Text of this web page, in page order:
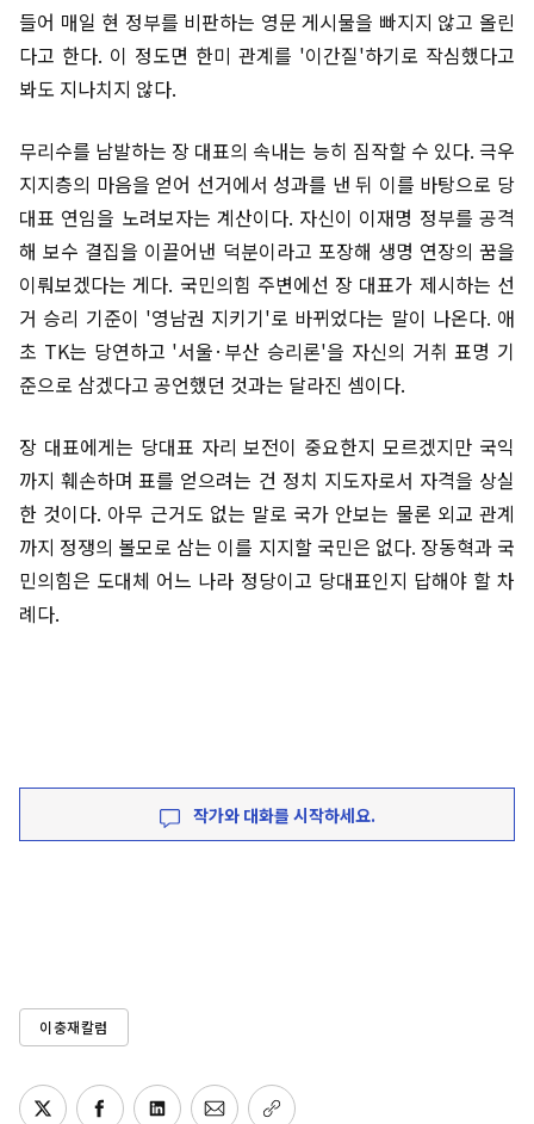
들어 매일 현 정부를 비판하는 영문 게시물을 빠지지 않고 올린
다고 한다. 이 정도면 한미 관계를 '이간질'하기로 작심했다고
봐도 지나치지 않다.
무리수를 남발하는 장 대표의 속내는 능히 짐작할 수 있다. 극우
지지층의 마음을 얻어 선거에서 성과를 낸 뒤 이를 바탕으로 당
대표 연임을 노려보자는 계산이다. 자신이 이재명 정부를 공격
해 보수 결집을 이끌어낸 덕분이라고 포장해 생명 연장의 꿈을
이뤄보겠다는 게다. 국민의힘 주변에선 장 대표가 제시하는 선
거 승리 기준이 '영남권 지키기'로 바뀌었다는 말이 나온다. 애
초 TK는 당연하고 '서울·부산 승리론'을 자신의 거취 표명 기
준으로 삼겠다고 공언했던 것과는 달라진 셈이다.
장 대표에게는 당대표 자리 보전이 중요한지 모르겠지만 국익
까지 훼손하며 표를 얻으려는 건 정치 지도자로서 자격을 상실
한 것이다. 아무 근거도 없는 말로 국가 안보는 물론 외교 관계
까지 정쟁의 볼모로 삼는 이를 지지할 국민은 없다. 장동혁과 국
민의힘은 도대체 어느 나라 정당이고 당대표인지 답해야 할 차
례다.
작가와 대화를 시작하세요.
이충재칼럼